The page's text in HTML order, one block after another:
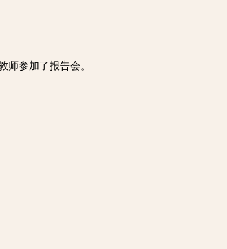
参加了报告会。